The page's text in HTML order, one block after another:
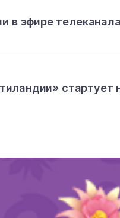
в эфире
стартует